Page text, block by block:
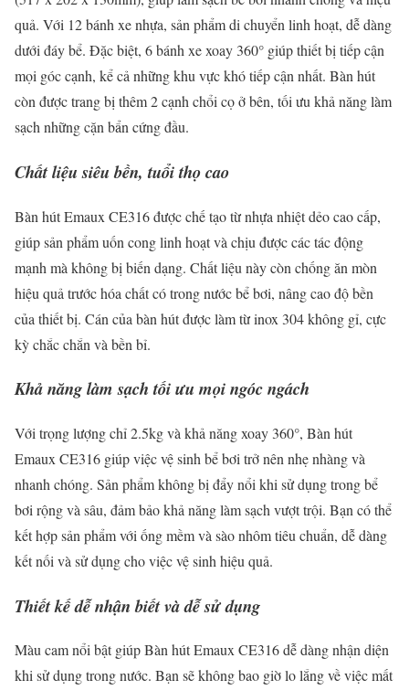
quả. Với 12 bánh xe nhựa, sản phẩm di chuyển linh hoạt, dễ dàng
dưới đáy bể. Đặc biệt, 6 bánh xe xoay 360° giúp thiết bị tiếp cận
mọi góc cạnh, kể cả những khu vực khó tiếp cận nhất. Bàn hút
còn được trang bị thêm 2 cạnh chổi cọ ở bên, tối ưu khả năng làm
sạch những cặn bẩn cứng đầu.
Chất liệu siêu bền, tuổi thọ cao
Bàn hút Emaux CE316 được chế tạo từ nhựa nhiệt dẻo cao cấp,
giúp sản phẩm uốn cong linh hoạt và chịu được các tác động
mạnh mà không bị biến dạng. Chất liệu này còn chống ăn mòn
hiệu quả trước hóa chất có trong nước bể bơi, nâng cao độ bền
của thiết bị. Cán của bàn hút được làm từ inox 304 không gỉ, cực
kỳ chắc chắn và bền bỉ.
Khả năng làm sạch tối ưu mọi ngóc ngách
Với trọng lượng chỉ 2.5kg và khả năng xoay 360°, Bàn hút
Emaux CE316 giúp việc vệ sinh bể bơi trở nên nhẹ nhàng và
nhanh chóng. Sản phẩm không bị đẩy nổi khi sử dụng trong bể
bơi rộng và sâu, đảm bảo khả năng làm sạch vượt trội. Bạn có thể
kết hợp sản phẩm với ống mềm và sào nhôm tiêu chuẩn, dễ dàng
kết nối và sử dụng cho việc vệ sinh hiệu quả.
Thiết kế dễ nhận biết và dễ sử dụng
Màu cam nổi bật giúp Bàn hút Emaux CE316 dễ dàng nhận diện
khi sử dụng trong nước. Bạn sẽ không bao giờ lo lắng về việc mất